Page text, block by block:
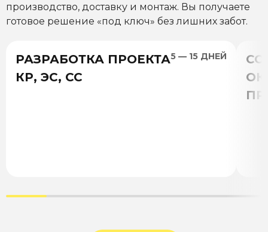
производство, доставку и монтаж. Вы получаете
готовое решение «под ключ» без лишних забот.
РАЗРАБОТКА ПРОЕКТА
КР, ЭС, СС
5 — 15 ДНЕЙ